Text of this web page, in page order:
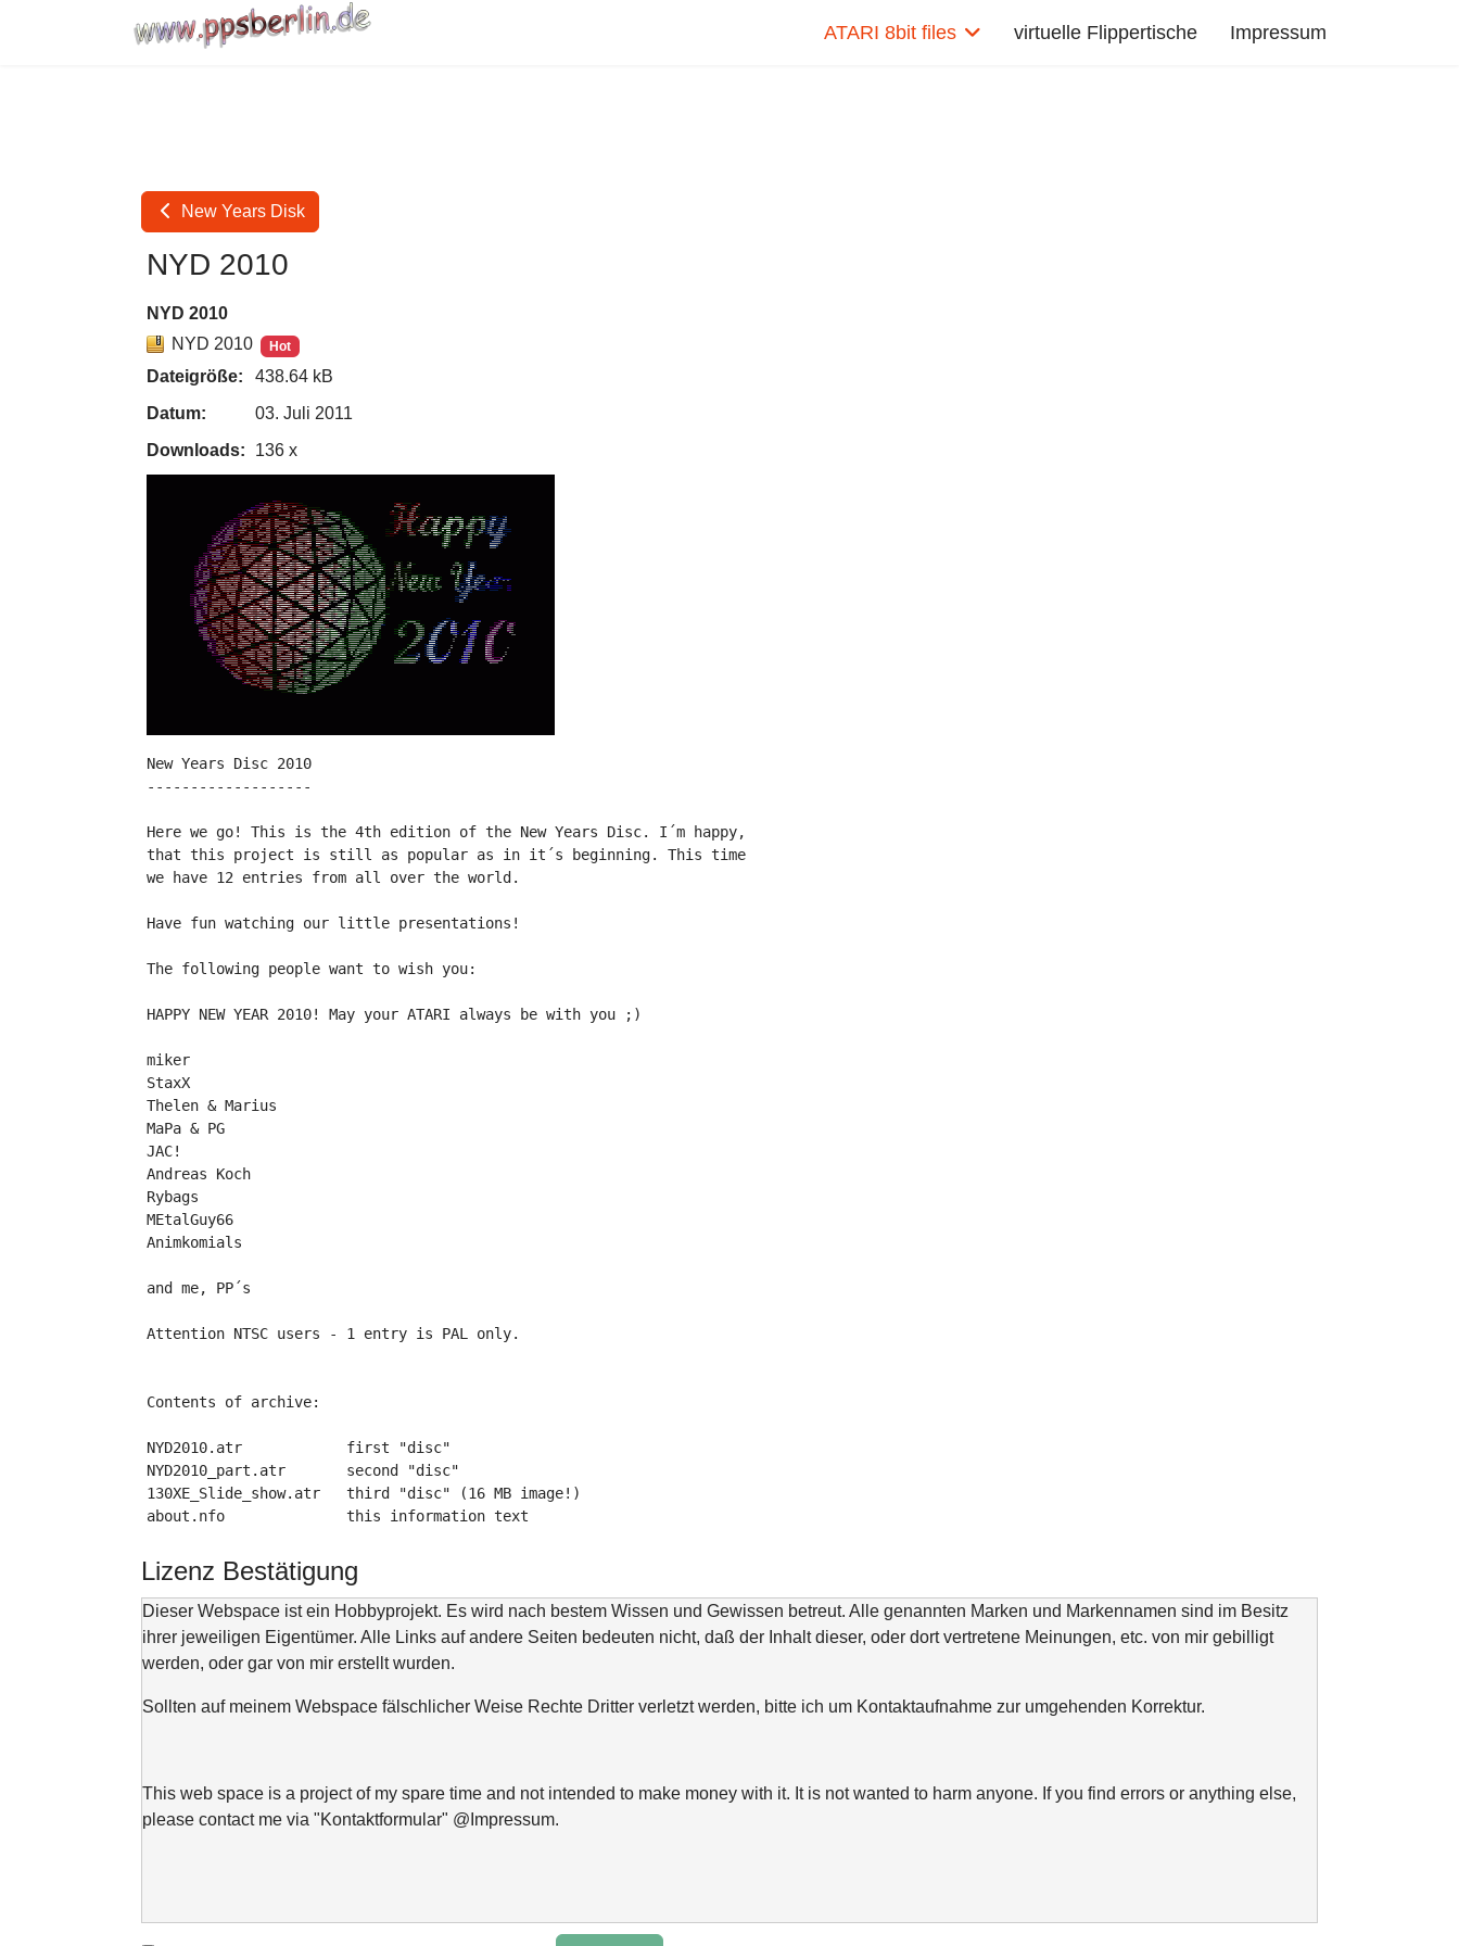
ATARI 8bit files virtuelle Flippertische Impressum
New Years Disk
NYD 2010
NYD 2010
NYD 2010
Hot
Dateigröße:
438.64 kB
Datum:
03. Juli 2011
Downloads:
136 x
New Years Disc 2010
-------------------
Here we go! This is the 4th edition of the New Years Disc. I´m happy,
that this project is still as popular as in it´s beginning. This time
we have 12 entries from all over the world.
Have fun watching our little presentations!
The following people want to wish you:
HAPPY NEW YEAR 2010! May your ATARI always be with you ;)
miker
StaxX
Thelen & Marius
MaPa & PG
JAC!
Andreas Koch
Rybags
MEtalGuy66
Animkomials
and me, PP´s
Attention NTSC users - 1 entry is PAL only.
Contents of archive:
NYD2010.atr            first "disc"
NYD2010_part.atr       second "disc"
130XE_Slide_show.atr   third "disc" (16 MB image!)
about.nfo              this information text
Lizenz Bestätigung
Dieser Webspace ist ein Hobbyprojekt. Es wird nach bestem Wissen und Gewissen betreut. Alle genannten Marken und Markennamen sind im Besitz
ihrer jeweiligen Eigentümer. Alle Links auf andere Seiten bedeuten nicht, daß der Inhalt dieser, oder dort vertretene Meinungen, etc. von mir gebilligt
werden, oder gar von mir erstellt wurden.
Sollten auf meinem Webspace fälschlicher Weise Rechte Dritter verletzt werden, bitte ich um Kontaktaufnahme zur umgehenden Korrektur.
This web space is a project of my spare time and not intended to make money with it. It is not wanted to harm anyone. If you find errors or anything else,
please contact me via "Kontaktformular" @Impressum.